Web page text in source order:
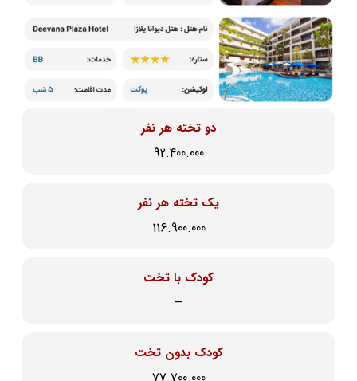
دو تخته هر نفر
92.400.000
یک تخته هر نفر
116.900.000
کودک با تخت
—
کودک بدون تخت